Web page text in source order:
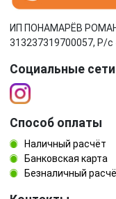
ИП ПОНАМАРЁВ РОМАН
313237319700057, Р/c
Социальные
Способ оплаты
Наличный расчёт
Банковская карта
Безналичный